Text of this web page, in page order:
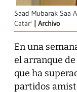
Saad Mubarak Saa
Catar'
Archivo
En una
el arranque
que ha
partidos